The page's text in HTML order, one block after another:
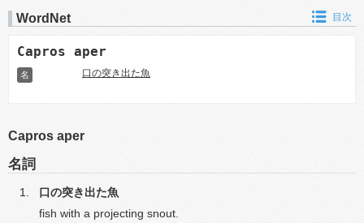
WordNet 目次
Capros aper
名 口の突き出た魚
Capros aper
名詞
口の突き出た魚
fish with a projecting snout.